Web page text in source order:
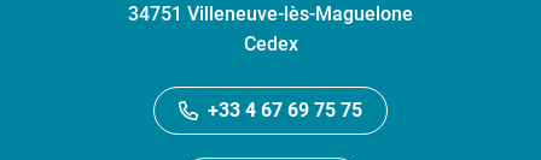
34751 Villeneuve-lès-Maguelone
Cedex
+33 4 67 69 75 75